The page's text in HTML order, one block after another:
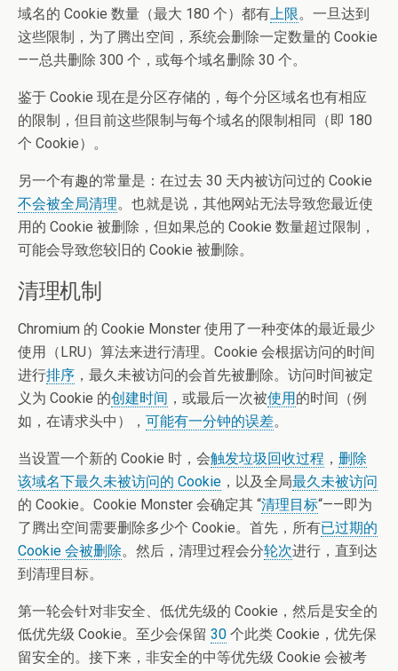
域名的 Cookie 数量（最大 180 个）都有上限。一旦达到
这些限制，为了腾出空间，系统会删除一定数量的 Cookie
——总共删除 300 个，或每个域名删除 30 个。
鉴于 Cookie 现在是分区存储的，每个分区域名也有相应
的限制，但目前这些限制与每个域名的限制相同（即 180
个 Cookie）。
另一个有趣的常量是：在过去 30 天内被访问过的 Cookie
不会被全局清理。也就是说，其他网站无法导致您最近使
用的 Cookie 被删除，但如果总的 Cookie 数量超过限制，
可能会导致您较旧的 Cookie 被删除。
清理机制
Chromium 的 Cookie Monster 使用了一种变体的最近最少
使用（LRU）算法来进行清理。Cookie 会根据访问的时间
进行排序 ，最久未被访问的会首先被删除。访问时间被定
义为 Cookie 的创建时间 ，或最后一次被使用的时间（例
如，在请求头中）， 可能有一分钟的误差。
当设置一个新的 Cookie 时，会触发垃圾回收过程 ， 删除
该域名下最久未被访问的 Cookie ，以及全局最久未被访问
的 Cookie。Cookie Monster 会确定其 “清理目标“——即为
了腾出空间需要删除多少个 Cookie。首先，所有已过期的
Cookie 会被删除。然后，清理过程会分轮次进行，直到达
到清理目标。
第一轮会针对非安全、低优先级的 Cookie，然后是安全的
低优先级 Cookie。至少会保留 30 个此类 Cookie，优先保
留安全的。接下来，非安全的中等优先级 Cookie 会被考